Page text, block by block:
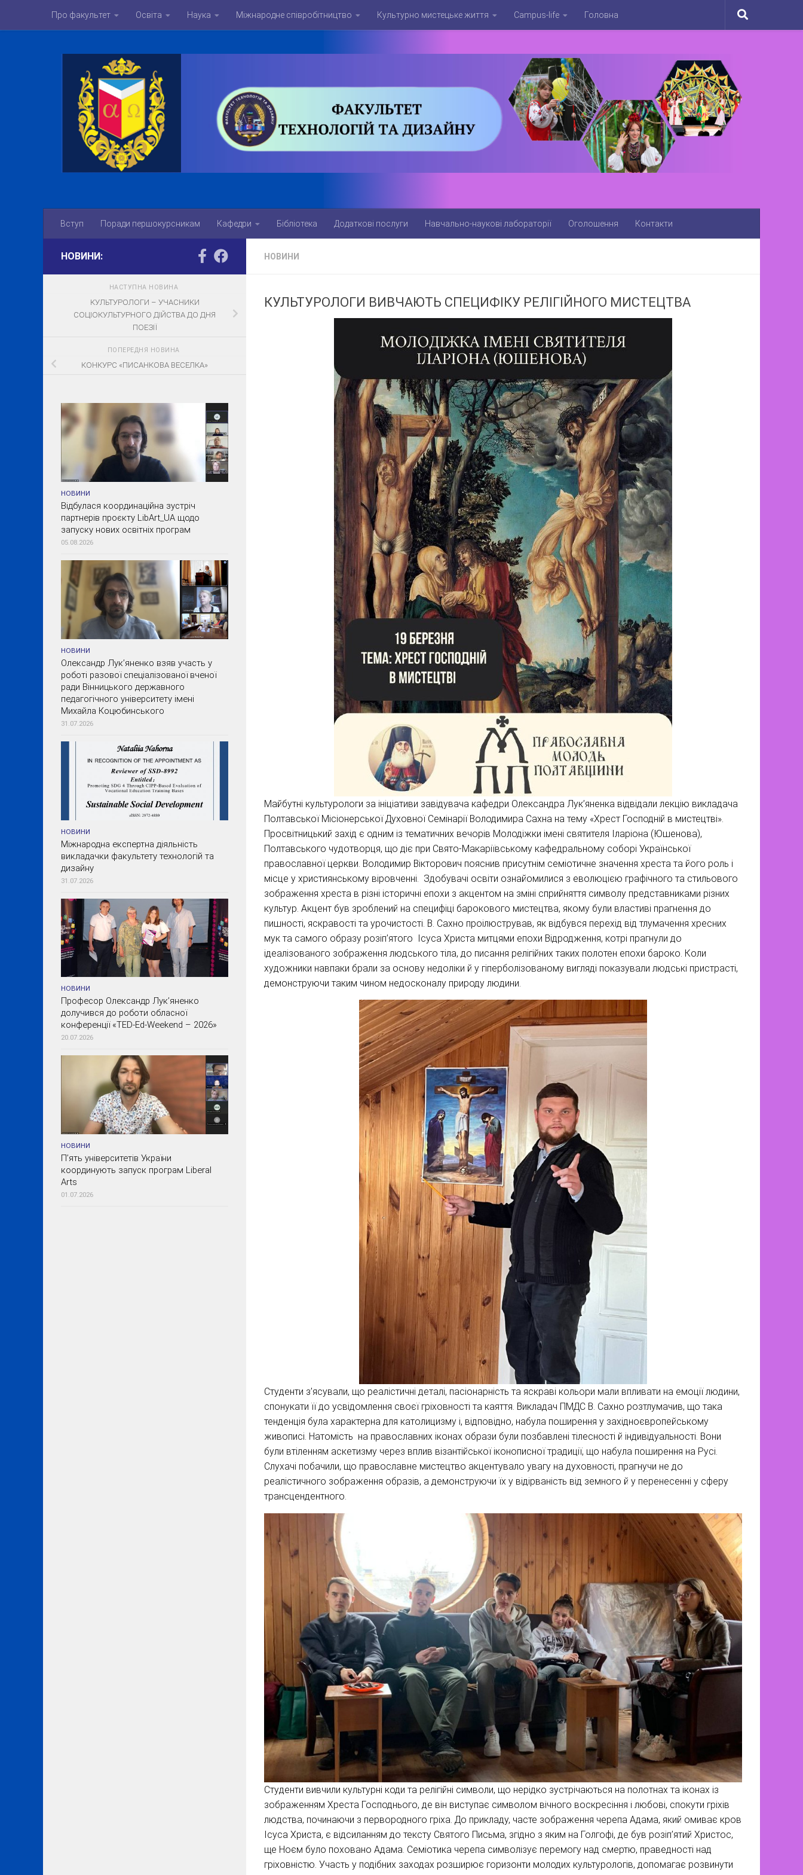
Skip to contentПро факультет Освіта Наука Міжнародне співробітництво Культурно мистецьке життя Campus-life Головна
Вступ Поради першокурсникам Кафедри Бібліотека Додаткові послуги Навчально-наукові лабораторії Оголошення Контакти
НОВИНИ
КУЛЬТУРОЛОГИ ВИВЧАЮТЬ СПЕЦИФІКУ РЕЛІГІЙНОГО МИСТЕЦТВА
Майбутні культурологи за ініціативи завідувача кафедри Олександра Лук’яненка відвідали лекцію викладача
Полтавської Місіонерської Духовної Семінарії Володимира Сахна на тему «Хрест Господній в мистецтві».
Просвітницький захід є одним із тематичних вечорів Молодіжки імені святителя Іларіона (Юшенова),
Полтавського чудотворця, що діє при Свято-Макаріївському кафедральному соборі Української
православної церкви. Володимир Вікторович пояснив присутнім семіотичне значення хреста та його роль і
місце у християнському віровченні. Здобувачі освіти ознайомилися з еволюцією графічного та стильового
зображення хреста в різні історичні епохи з акцентом на зміні сприйняття символу представниками різних
культур. Акцент був зроблений на специфіці барокового мистецтва, якому були властиві прагнення до
пишності, яскравості та урочистості. В. Сахно проілюстрував, як відбувся перехід від тлумачення хресних
мук та самого образу розіп’ятого Ісуса Христа митцями епохи Відродження, котрі прагнули до
ідеалізованого зображення людського тіла, до писання релігійних таких полотен епохи бароко. Коли
художники навпаки брали за основу недоліки й у гіперболізованому вигляді показували людські пристрасті,
демонструючи таким чином недосконалу природу людини.
Студенти з’ясували, що реалістичні деталі, пасіонарність та яскраві кольори мали впливати на емоції людини,
спонукати її до усвідомлення своєї гріховності та каяття. Викладач ПМДС В. Сахно розтлумачив, що така
тенденція була характерна для католицизму і, відповідно, набула поширення у західноєвропейському
живописі. Натомість на православних іконах образи були позбавлені тілесності й індивідуальності. Вони
були втіленням аскетизму через вплив візантійської іконописної традиції, що набула поширення на Русі.
Слухачі побачили, що православне мистецтво акцентувало увагу на духовності, прагнучи не до
реалістичного зображення образів, а демонструючи їх у відірваність від земного й у перенесенні у сферу
трансцендентного.
Студенти вивчили культурні коди та релігійні символи, що нерідко зустрічаються на полотнах та іконах із
зображенням Хреста Господнього, де він виступає символом вічного воскресіння і любові, спокути гріхів
людства, починаючи з первородного гріха. До прикладу, часте зображення черепа Адама, який омиває кров
Ісуса Христа, є відсиланням до тексту Святого Письма, згідно з яким на Голгофі, де був розіп’ятий Христос,
ще Ноєм було поховано Адама. Семіотика черепа символізує перемогу над смертю, праведності над
гріховністю. Участь у подібних заходах розширює горизонти молодих культурологів, допомагає розвинути
НОВИНИ:
НАСТУПНА НОВИНА
КУЛЬТУРОЛОГИ – УЧАСНИКИ
СОЦІОКУЛЬТУРНОГО ДІЙСТВА ДО ДНЯ
ПОЕЗІЇ
ПОПЕРЕДНЯ НОВИНА
КОНКУРС «ПИСАНКОВА ВЕСЕЛКА»
НОВИНИ
Відбулася координаційна зустріч
партнерів проєкту LibArt_UA щодо
запуску нових освітніх програм
05.08.2026
НОВИНИ
Олександр Лук’яненко взяв участь у
роботі разової спеціалізованої вченої
ради Вінницького державного
педагогічного університету імені
Михайла Коцюбинського
31.07.2026
НОВИНИ
Міжнародна експертна діяльність
викладачки факультету технологій та
дизайну
31.07.2026
НОВИНИ
Професор Олександр Лук’яненко
долучився до роботи обласної
конференції «TED-Ed-Weekend – 2026»
20.07.2026
НОВИНИ
П’ять університетів України
координують запуск програм Liberal
Arts
01.07.2026